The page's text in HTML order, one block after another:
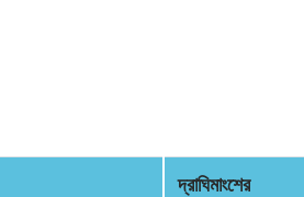
দ্রাঘিমাংশের